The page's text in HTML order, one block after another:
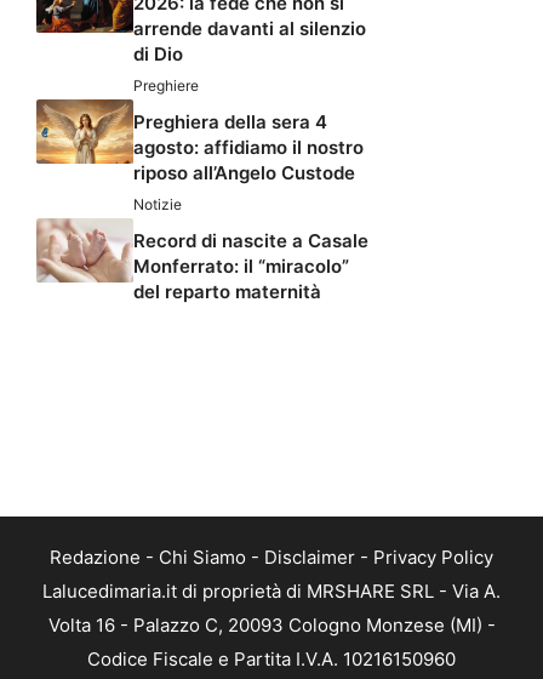
arrende davanti al silenzio
di Dio
Preghiere
Preghiera della sera 4
agosto: affidiamo il nostro
riposo all’Angelo Custode
Notizie
Record di nascite a Casale
Monferrato: il “miracolo”
del reparto maternità
Redazione - Chi Siamo - Disclaimer - Privacy Policy
Lalucedimaria.it di proprietà di MRSHARE SRL - Via A.
Volta 16 - Palazzo C, 20093 Cologno Monzese (MI) -
Codice Fiscale e Partita I.V.A. 10216150960